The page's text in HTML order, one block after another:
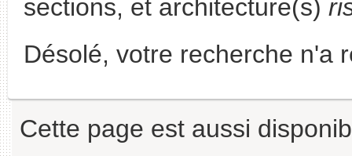
sections, et architecture(s)
Désolé, votre recherche n'a
Cette page est aussi